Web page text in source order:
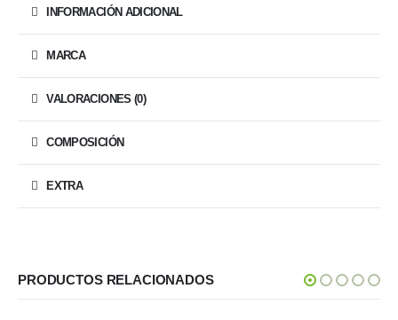
INFORMACIÓN ADICIONAL
MARCA
VALORACIONES (0)
COMPOSICIÓN
EXTRA
PRODUCTOS RELACIONADOS